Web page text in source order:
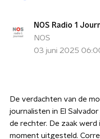
NOS Radio 1
NOS
03 juni 2025
De verdachten van de
journalisten in El
de rechter. De zaak
moment uitgesteld.